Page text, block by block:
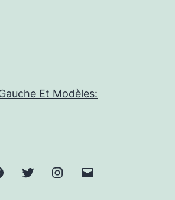
Et Modèles:
FacebookTwitter Instagram